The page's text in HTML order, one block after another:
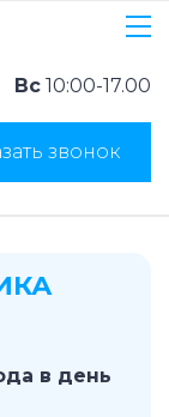
Вс 10:00-17.00
звонок
в день